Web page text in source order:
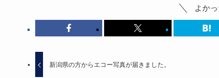
よか
新潟県の方からエコー写真が届きました。